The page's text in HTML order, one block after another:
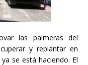
las palmeras del
y replantar en
se está haciendo. El